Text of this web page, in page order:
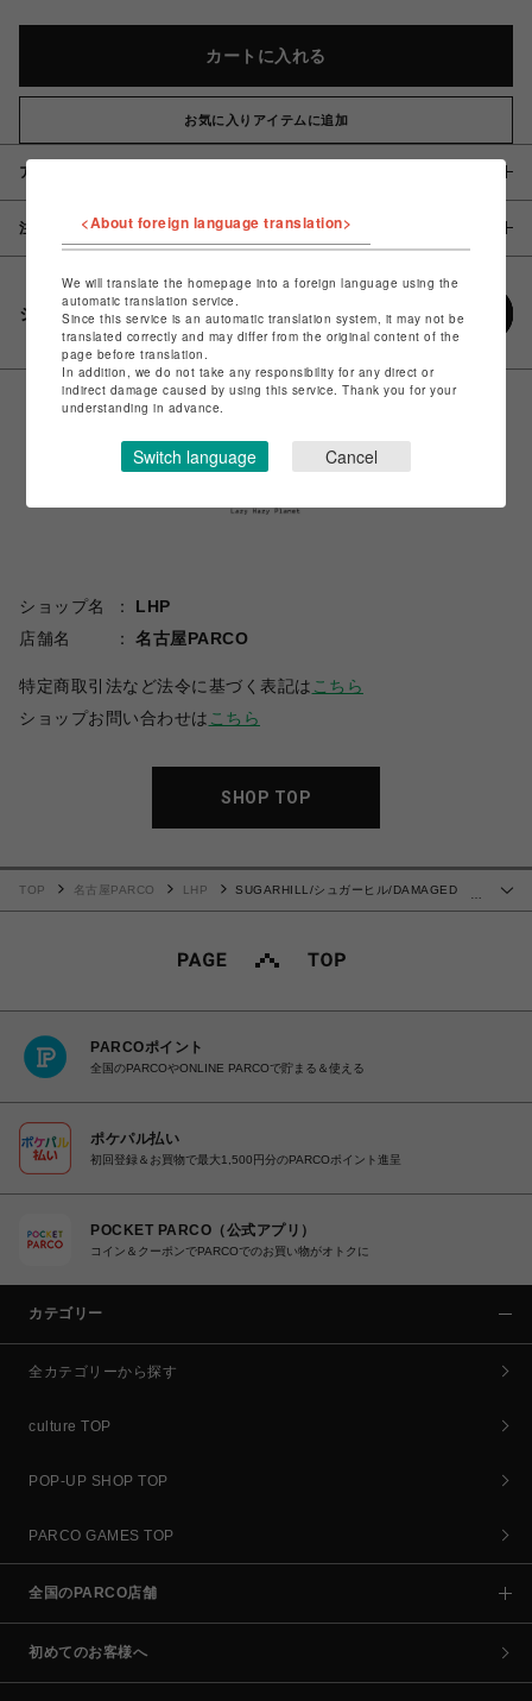
カートに入れる
お気に入りアイテムに追加
アイテム説明 / 素材
注意事項
シェアする
ショップ名
LHP
店舗名
名古屋PARCO
特定商取引法など法令に基づく表記は こちら
ショップお問い合わせは こちら
SHOP TOP
…
TOP 名古屋PARCO LHP
SUGARHILL/シュガーヒル/DAMAGED
PARCOポイント
全国のPARCOやONLINE PARCOで貯まる＆使える
ポケパル払い
初回登録＆お買物で最大1,500円分のPARCOポイント進呈
POCKET PARCO（公式アプリ）
コイン＆クーポンでPARCOでのお買い物がオトクに
カテゴリー
全カテゴリーから探す
culture TOP
POP-UP SHOP TOP
PARCO GAMES TOP
全国のPARCO店舗
初めてのお客様へ
<About foreign language translation>
We will translate the homepage into a foreign language using the
automatic translation service.
Since this service is an automatic translation system, it may not be
translated correctly and may differ from the original content of the
page before translation.
In addition, we do not take any responsibility for any direct or
indirect damage caused by using this service. Thank you for your
understanding in advance.
Switch language Cancel